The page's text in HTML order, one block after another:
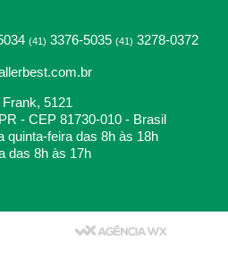
(41) 3376-5035 (41) 3278-0372
5121
- CEP 81730-010 - Brasil
quinta-feira das 8h às 18h
das 8h às 17h